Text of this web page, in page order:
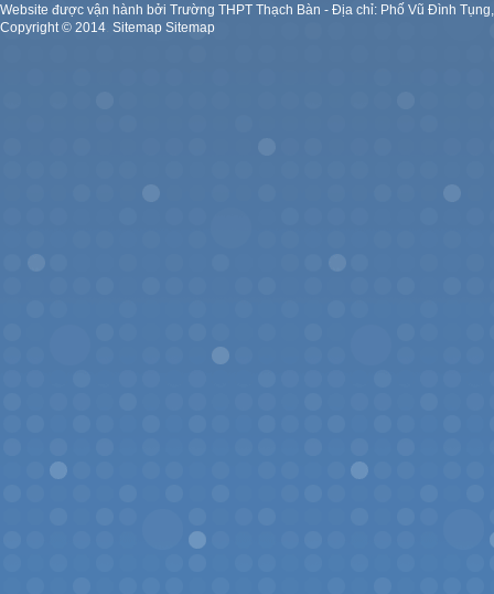
Website được vận hành bởi Trường THPT Thạch Bàn - Địa chỉ: Phố Vũ Đình
Copyright © 2014 Sitemap Sitemap